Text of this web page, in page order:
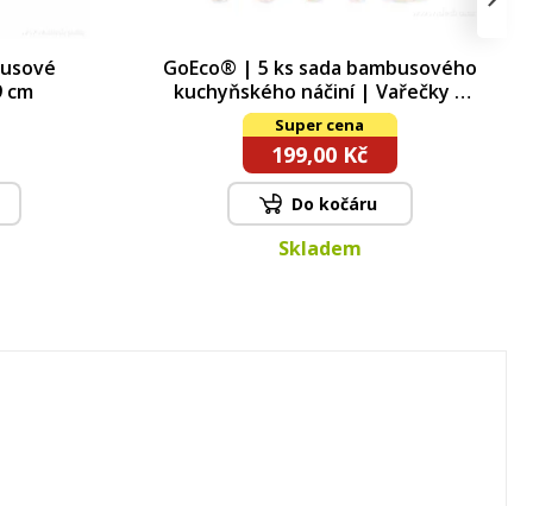
GoEco® | 5 ks sada bambusového
kuchyňského náčiní | Vařečky a
obracečky ve stojanu
Super cena
199,00 Kč
Do kočáru
Skladem